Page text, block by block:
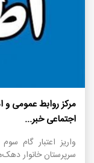
مرکز روابط عمومی و
اجتماعی خبر...
واریز اعتبار گام
سرپرستان خانوار‌